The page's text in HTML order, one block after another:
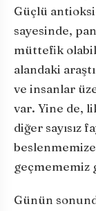
Güçlü
sayesinde,
müttefik
alandaki
ve insanlar
var. Yine de,
diğer sayısız
geçmememiz
Günün